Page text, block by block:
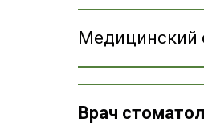
Медицинский
Врач